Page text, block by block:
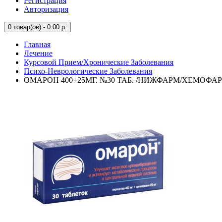
Авторизация
0 товар(ов) - 0.00 р.
Главная
Лечение
Курсовой Прием/Хронические Заболевания
Психо-Неврологические Заболевания
ОМАРОН 400+25МГ. №30 ТАБ. /НИЖФАРМ/